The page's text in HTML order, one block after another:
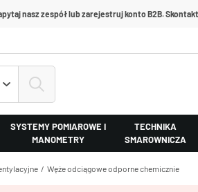
nasz zespół lub zarejestruj konto B2B.
chemicznie
SYSTEMY POMIAROWE I
MANOMETRY
TECHNIKA
SMAROWNICZA
Węże odciągowe odporne chemicznie